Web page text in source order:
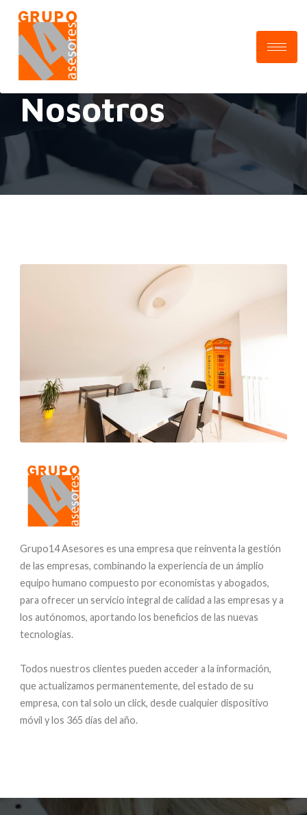
Nosotros
Grupo14 Asesores es una empresa que reinventa la gestión
de las empresas, combinando la experiencia de un ámplio
equipo humano compuesto por economistas y abogados,
para ofrecer un servicio integral de calidad a las empresas y a
los autónomos, aportando los beneficios de las nuevas
tecnologías.
Todos nuestros clientes pueden acceder a la información,
que actualizamos permanentemente, del estado de su
empresa, con tal solo un click, desde cualquier dispositivo
móvil y los 365 días del año.